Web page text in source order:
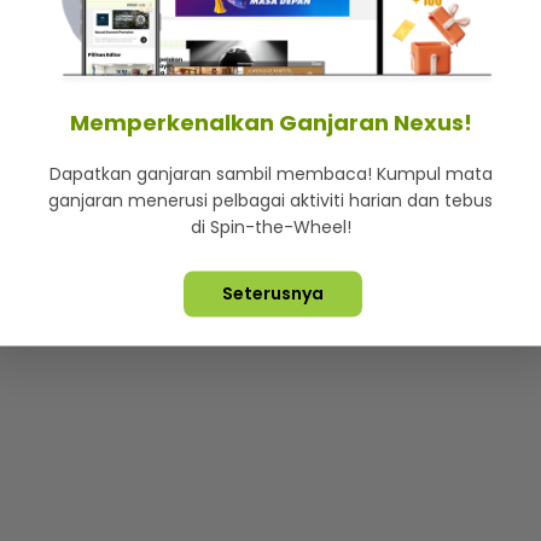
Lebih hot, viral dan sensasi
Terpelihara © 2026. Star Media Group Berhad [197101000523
Memperkenalkan Ganjaran Nexus!
Dapatkan ganjaran sambil membaca! Kumpul mata
ganjaran menerusi pelbagai aktiviti harian dan tebus
di Spin-the-Wheel!
Seterusnya